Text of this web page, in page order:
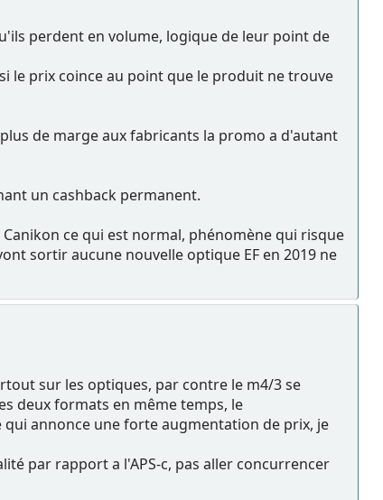
perdent en volume, logique de leur point de
le prix coince au point que le produit ne trouve
de marge aux fabricants la promo a d'autant
un cashback permanent.
ce qui est normal, phénomène qui risque
sortir aucune nouvelle optique EF en 2019 ne
sur les optiques, par contre le m4/3 se
deux formats en même temps, le
annonce une forte augmentation de prix, je
par rapport a l'APS-c, pas aller concurrencer